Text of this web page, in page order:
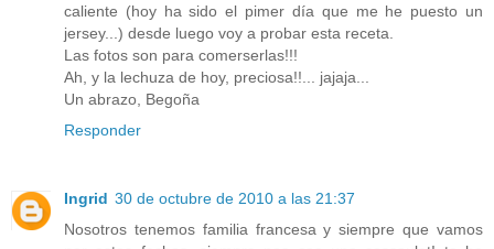
caliente (hoy ha sido el pimer día que me he puesto un
jersey...) desde luego voy a probar esta receta.
Las fotos son para comerserlas!!!
Ah, y la lechuza de hoy, preciosa!!... jajaja...
Un abrazo, Begoña
Responder
Ingrid 30 de octubre de 2010 a las 21:37
Nosotros tenemos familia francesa y siempre que vamos